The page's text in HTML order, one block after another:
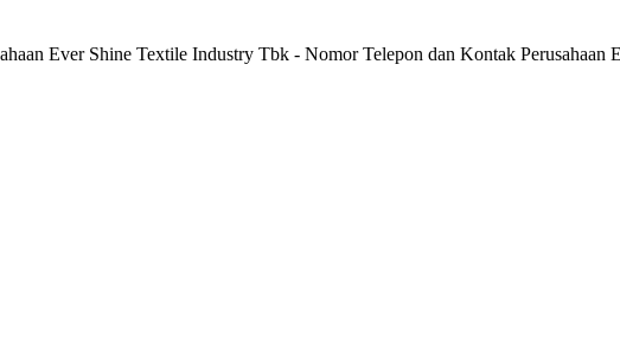
Ever Shine Textile Industry Tbk - Nomor Telepon dan Kontak Perusahaan